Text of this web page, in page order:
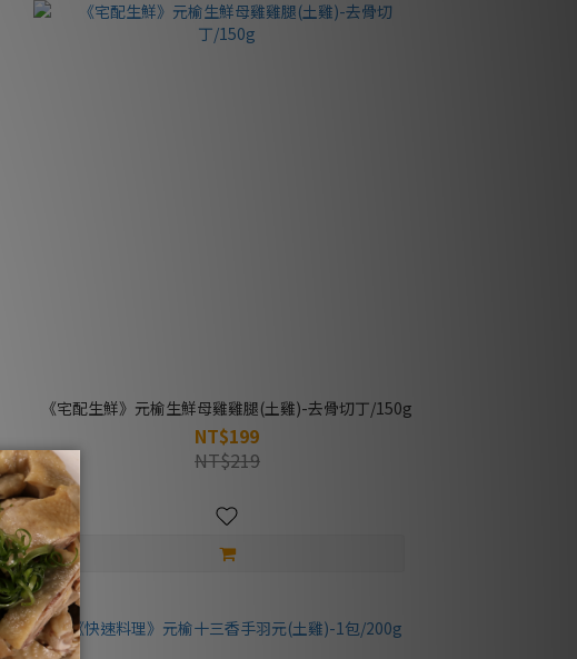
《宅配生鮮》元榆生鮮母雞雞腿(土雞)-去骨切丁/150g
NT$199
NT$219